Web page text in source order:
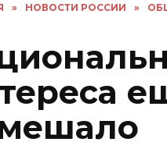
» НОВОСТИ РОССИИ »